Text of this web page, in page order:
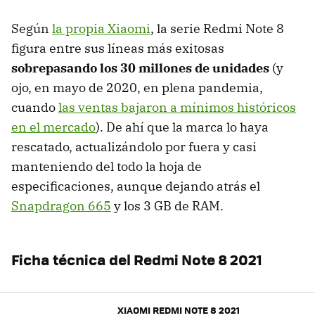
Según la propia Xiaomi, la serie Redmi Note 8
figura entre sus líneas más exitosas
sobrepasando los 30 millones de unidades (y
ojo, en mayo de 2020, en plena pandemia,
cuandolas ventas bajaron a mínimos históricos
en el mercado). De ahí que la marca lo haya
rescatado, actualizándolo por fuera y casi
manteniendo del todo la hoja de
especificaciones, aunque dejando atrás el
Snapdragon 665 y los 3 GB de RAM.
Ficha técnica del Redmi Note 8 2021
XIAOMI REDMI NOTE 8 2021